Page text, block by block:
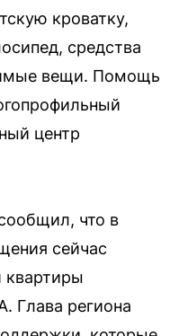
кроватку,
средства
вещи. Помощь
центр
что в
сейчас
квартиры
Глава региона